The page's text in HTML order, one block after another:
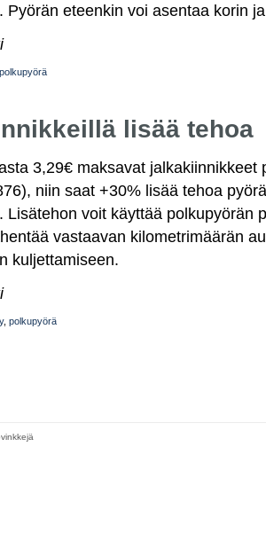
Pyörän eteenkin voi asentaa korin
polkupyörä
lisää tehoa
3,29€ maksavat jalkakiinnikkeet
niin saat +30% lisää tehoa
Lisätehon voit käyttää polkupyörän
vastaavan kilometrimäärän
kuljettamiseen.
, polkupyörä